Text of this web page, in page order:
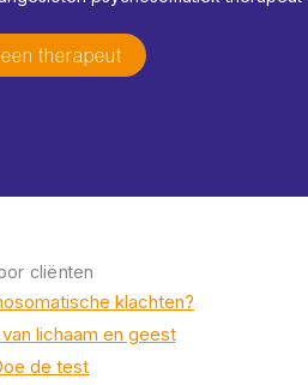
therapeut
cliënten
klachten?
lichaam en geest
de test